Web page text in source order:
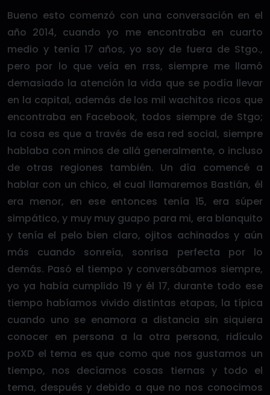
Bueno esto comenzó con una conversación en el
año 2014, cuando yo me encontraba en cuarto
medio y tenía 17 años, yo soy de fuera de Stgo.,
pero por lo que veía en rrss, siempre me llamó
demasiado la atención la vida que se podía llevar
en la capital, además de los mil wachitos ricos que
encontraba en Facebook, todos siempre de Stgo;
la cosa es que a través de esa red social, siempre
hablaba con minos de allá generalmente, o incluso
de otras regiones también. Un día comencé a
hablar con un chico, el cual llamaremos Bastián, él
era menor, en ese entonces tenía 15, era súper
simpático, y muy muy guapo para mi, era blanquito
y tenía el pelo bien claro, ojitos achinados y aún
más cuando sonreía, sonrisa perfecta por lo
demás. Pasó el tiempo y conversábamos siempre,
yo ya había cumplido 19 y él 17, durante todo ese
tiempo habíamos vivido distintas etapas, la típica
cuando uno se enamora a distancia sin siquiera
conocer en persona a la otra persona, ridículo
poXD el tema es que como que nos gustamos un
tiempo, nos decíamos cosas tiernas y todo el
tema, después y debido a que no nos conocimos